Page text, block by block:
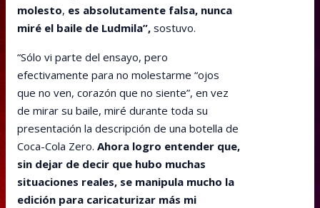
molesto, es absolutamente falsa, nunca
miré el baile de Ludmila”, sostuvo.
“Sólo vi parte del ensayo, pero
efectivamente para no molestarme “ojos
que no ven, corazón que no siente”, en vez
de mirar su baile, miré durante toda su
presentación la descripción de una botella de
Coca-Cola Zero. Ahora logro entender que,
sin dejar de decir que hubo muchas
situaciones reales, se manipula mucho la
edición para caricaturizar más mi